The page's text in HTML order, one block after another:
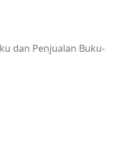
dan Penjualan Buku-